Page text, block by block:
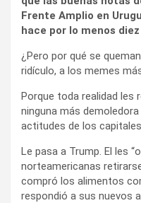
Frente Amplio en
hace por lo menos
¿Pero por qué se
ridículo, a los memes
Porque toda realidad les
ninguna más demoledora
actitudes de los
Le pasa a Trump. El les
norteamericanas
compró los alimentos
respondió a sus nuevos